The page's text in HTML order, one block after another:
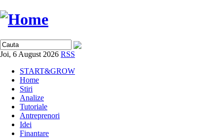
Joi, 6 August 2026 RSS
START&GROW
Home
Stiri
Analize
Tutoriale
Antreprenori
Idei
Finantare